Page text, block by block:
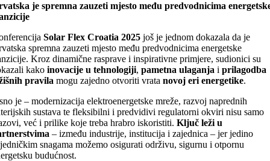
je spremna zauzeti mjesto među predvodnicima
Solar Flex Croatia 2025još je jednom dokazala da je
spremna zauzeti mjesto među predvodnicima energetske
Kroz dinamične rasprave i inspirativne primjere, sudionici su
kako inovacije u tehnologiji, pametna ulaganja i prilagodba
pravila mogu zajedno otvoriti vrata novoj eri energetike.
je – modernizacija elektroenergetske mreže, razvoj naprednih
sustava te fleksibilni i predvidivi regulatorni okviri nisu samo
već i prilike koje treba hrabro iskoristiti. Ključ leži u
– između industrije, institucija i zajednica – jer jedino
snagama možemo osigurati održivu, sigurnu i otpornu
budućnost.